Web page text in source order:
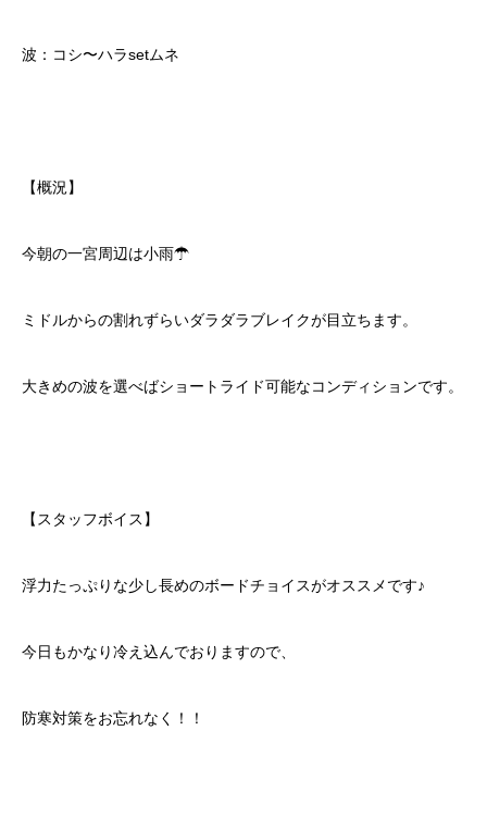
波：コシ〜ハラsetムネ
【概況】
今朝の一宮周辺は小雨☂
ミドルからの割れずらいダラダラブレイクが目立ちます。
大きめの波を選べばショートライド可能なコンディションです。
【スタッフボイス】
浮力たっぷりな少し長めのボードチョイスがオススメです♪
今日もかなり冷え込んでおりますので、
防寒対策をお忘れなく！！